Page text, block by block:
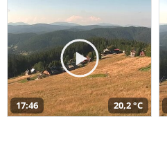
17:46 20,2 °C